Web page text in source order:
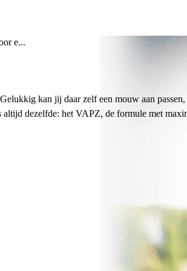
e...
kan jij daar zelf een mouw aan
dezelfde: het VAPZ, de formule met